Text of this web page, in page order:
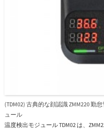
(TDM02) 古典的な顔認識 ZMM220 勤
ュール
温度検出モジュール TDM02 は、